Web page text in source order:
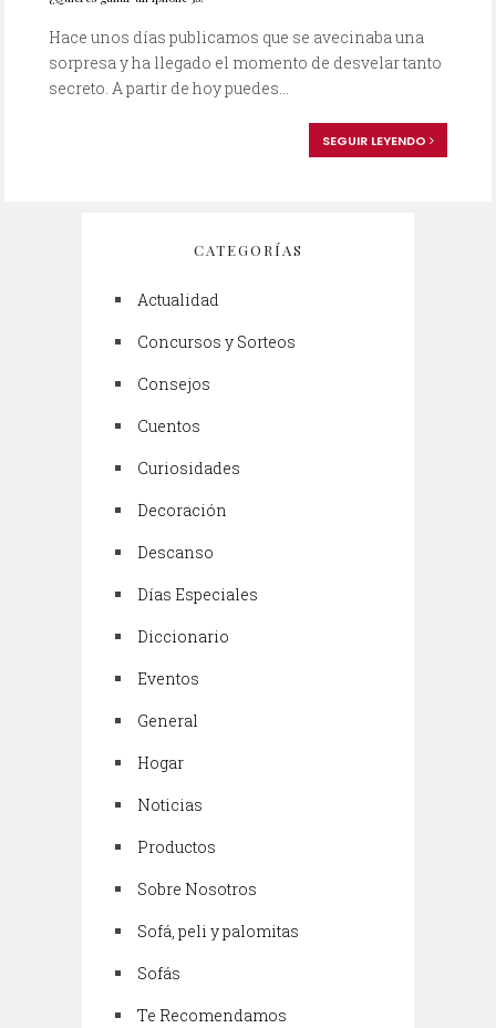
Hace unos días publicamos que se avecinaba una
sorpresa y ha llegado el momento de desvelar tanto
secreto. A partir de hoy puedes...
SEGUIR LEYENDO
CATEGORÍAS
Actualidad
Concursos y Sorteos
Consejos
Cuentos
Curiosidades
Decoración
Descanso
Días Especiales
Diccionario
Eventos
General
Hogar
Noticias
Productos
Sobre Nosotros
Sofá, peli y palomitas
Sofás
Te Recomendamos